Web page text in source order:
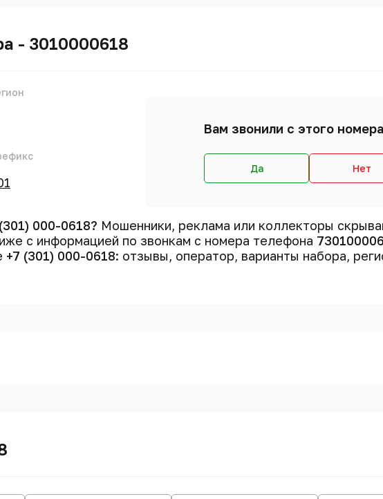
- 3010000618
Вам звонили с этого
Да Нет
000-0618? Мошенники, реклама или коллекторы
с информацией по звонкам с номера телефона
+7 (301) 000-0618: отзывы, оператор, варианты набора,